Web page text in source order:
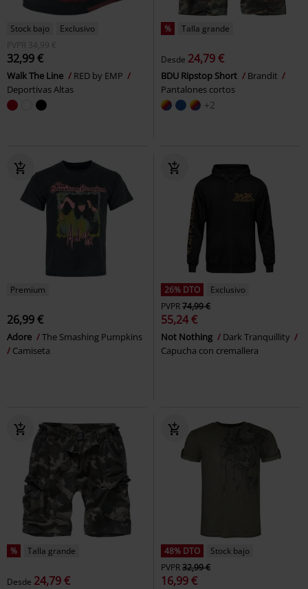
Stock bajo
Exclusivo
PVPR 34,99 €
32,99 €
Walk The Line
RED by EMP
Deportivas Altas
% Talla grande
Desde 24,79 €
BDU Ripstop Short
Brandit
Pantalones cortos
+2
Premium
26,99 €
Adore
The Smashing Pumpkins
Camiseta
26% DTO
Exclusivo
PVPR74,99 €
55,24 €
Not Nothing
Dark Tranquillity
Capucha con cremallera
% Talla grande
Desde 24,79 €
48% DTO
Stock bajo
PVPR32,99 €
16,99 €